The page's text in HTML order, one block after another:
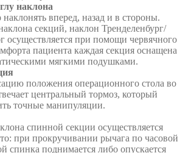
наклона
вперед, назад и в стороны.
секций, наклон Тренделенбург/
осуществляется при помощи червячного
пациента каждая секция оснащена
мягкими подушками.
положения операционного стола во
центральный тормоз, который
точные манипуляции.
спинной секции осуществляется
при прокручивании рычага по часовой
спинка поднимается либо опускается